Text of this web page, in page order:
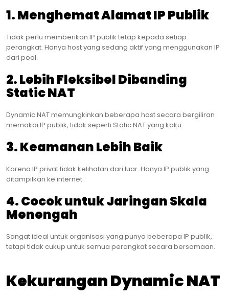
1. Menghemat Alamat IP Publik
Tidak perlu memberikan IP publik tetap kepada setiap
perangkat. Hanya host yang sedang aktif yang menggunakan IP
dari pool.
2. Lebih Fleksibel Dibanding
Static NAT
Dynamic NAT memungkinkan beberapa host secara bergiliran
memakai IP publik, tidak seperti Static NAT yang kaku.
3. Keamanan Lebih Baik
Karena IP privat tidak kelihatan dari luar. Hanya IP publik yang
ditampilkan ke internet.
4. Cocok untuk Jaringan Skala
Menengah
Sangat ideal untuk organisasi yang punya beberapa IP publik,
tetapi tidak cukup untuk semua perangkat secara bersamaan.
Kekurangan Dynamic NAT